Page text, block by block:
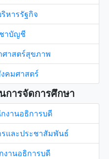
หารรัฐกิจ
าบัญชี
ศาสตร์สุขภาพ
คมศาสตร์
ารจัดการศึกษา
งานอธิการบดี
และประชาสัมพันธ์
งานอธิการบดี